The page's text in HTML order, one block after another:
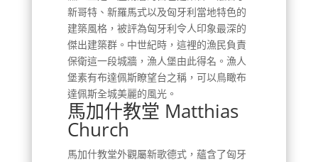
新哥特、新羅馬式以及匈牙利當地特色的
建築風格，被評為匈牙利令人印象最深的
傑出建築群。中世紀時，這裡的漁民負責
保衛這一段城牆，漁人堡由此得名。漁人
堡素有布達佩斯瞭望台之稱，可以鳥瞰布
達佩斯全城美麗的風光。
馬加什教堂 Matthias
Church
馬加什教堂外觀屬新歌德式，蘊含了匈牙